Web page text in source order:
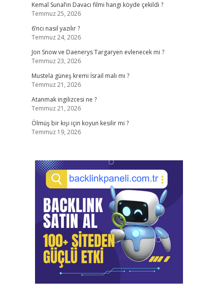
Kemal Sunal’ın Davacı filmi hangi köyde çekildi ?
Temmuz 25, 2026
6’ncı nasıl yazılır ?
Temmuz 24, 2026
Jon Snow ve Daenerys Targaryen evlenecek mi ?
Temmuz 23, 2026
Mustela güneş kremi İsrail malı mı ?
Temmuz 21, 2026
Atanmak ingilizcesi ne ?
Temmuz 21, 2026
Ölmüş bir kişi için koyun kesilir mi ?
Temmuz 19, 2026